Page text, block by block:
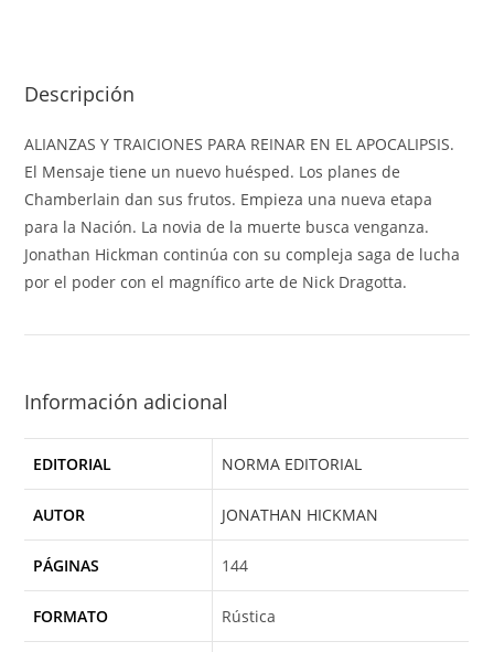
Descripción
ALIANZAS Y TRAICIONES PARA REINAR EN EL APOCALIPSIS.
El Mensaje tiene un nuevo huésped. Los planes de
Chamberlain dan sus frutos. Empieza una nueva etapa
para la Nación. La novia de la muerte busca venganza.
Jonathan Hickman continúa con su compleja saga de lucha
por el poder con el magnífico arte de Nick Dragotta.
Información adicional
EDITORIAL NORMA EDITORIAL
AUTOR JONATHAN HICKMAN
PÁGINAS 144
FORMATO Rústica